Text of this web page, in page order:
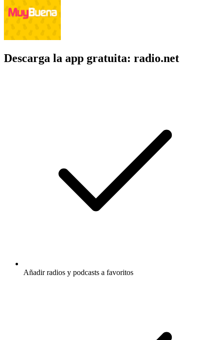
Descarga la app gratuita: radio.net
Añadir radios y podcasts a favoritos